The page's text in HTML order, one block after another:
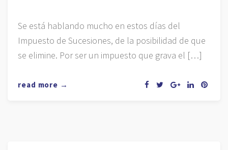
Se está hablando mucho en estos días del
Impuesto de Sucesiones, de la posibilidad de que
se elimine. Por ser un impuesto que grava el […]
read more →